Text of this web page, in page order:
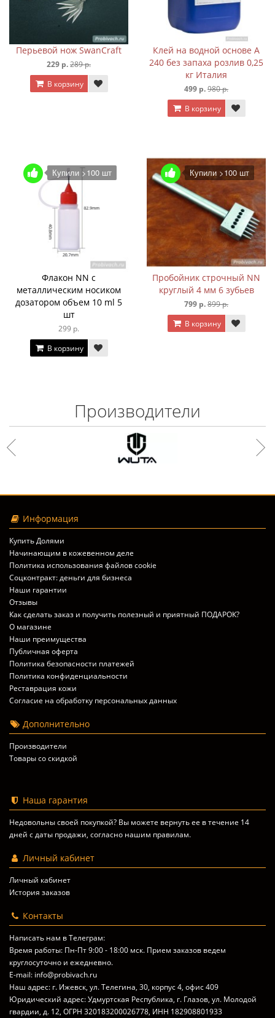
Перьевой нож SwanCraft
229 р.289 р.
В корзину
Клей на водной основе A
240 без запаха розлив 0,25
кг Италия
499 р.980 р.
В корзину
Купили >100 шт
Флакон NN с
металлическим носиком
дозатором объем 10 ml 5
шт
299 р.
В корзину
Купили >100 шт
Пробойник строчный NN
круглый 4 мм 6 зубьев
799 р.899 р.
В корзину
Производители
Информация
Купить Долями
Начинающим в кожевенном деле
Политика использования файлов cookie
Соцконтракт: деньги для бизнеса
Наши гарантии
Отзывы
Как сделать заказ и получить полезный и приятный ПОДАРОК?
О магазине
Наши преимущества
Публичная оферта
Политика безопасности платежей
Политика конфиденциальности
Реставрация кожи
Согласие на обработку персональных данных
Дополнительно
Производители
Товары со скидкой
Наша гарантия
Недовольны своей покупкой? Вы можете вернуть ее в течение 14
дней с даты продажи, согласно нашим правилам.
Личный кабинет
Личный кабинет
История заказов
Контакты
Написать нам в Телеграм:
Время работы: Пн-Пт 9:00 - 18:00 мск. Прием заказов ведем
круглосуточно и ежедневно.
E-mail: info@probivach.ru
Наш адрес: г. Ижевск, ул. Телегина, 30, корпус 4, офис 409
Юридический адрес: Удмуртская Республика, г. Глазов, ул. Молодой
гвардии, д. 12, ОГРН 320183200026778, ИНН 182908801933